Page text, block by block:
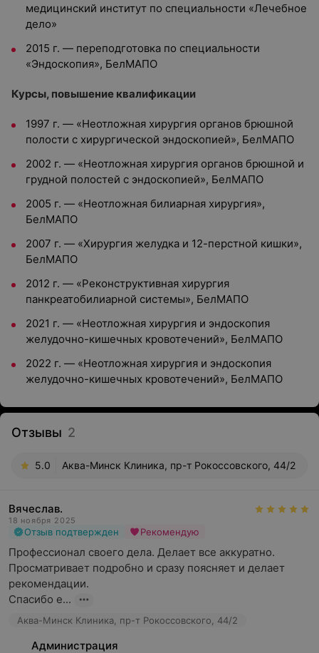
медицинский институт по специальности «Лечебное
дело»
2015 г. — переподготовка по специальности
«Эндоскопия», БелМАПО
Курсы, повышение квалификации
1997 г. — «Неотложная хирургия органов брюшной
полости с хирургической эндоскопией», БелМАПО
2002 г. — «Неотложная хирургия органов брюшной и
грудной полостей с эндоскопией», БелМАПО
2005 г. — «Неотложная билиарная хирургия»,
БелМАПО
2007 г. — «Хирургия желудка и 12-перстной кишки»,
БелМАПО
2012 г. — «Реконструктивная хирургия
панкреатобилиарной системы», БелМАПО
2021 г. — «Неотложная хирургия и эндоскопия
желудочно-кишечных кровотечений», БелМАПО
2022 г. — «Неотложная хирургия и эндоскопия
желудочно-кишечных кровотечений», БелМАПО
Отзывы 2
5.0 Аква-Минск Клиника, пр-т Рокоссовского, 44/2
Вячеслав.
18 ноября 2025
Отзыв подтвержден Рекомендую
Профессионал своего дела. Делает все аккуратно.
Просматривает подробно и сразу поясняет и делает
рекомендации.
Спасибо е...
Аква-Минск Клиника, пр-т Рокоссовского, 44/2
Администрация